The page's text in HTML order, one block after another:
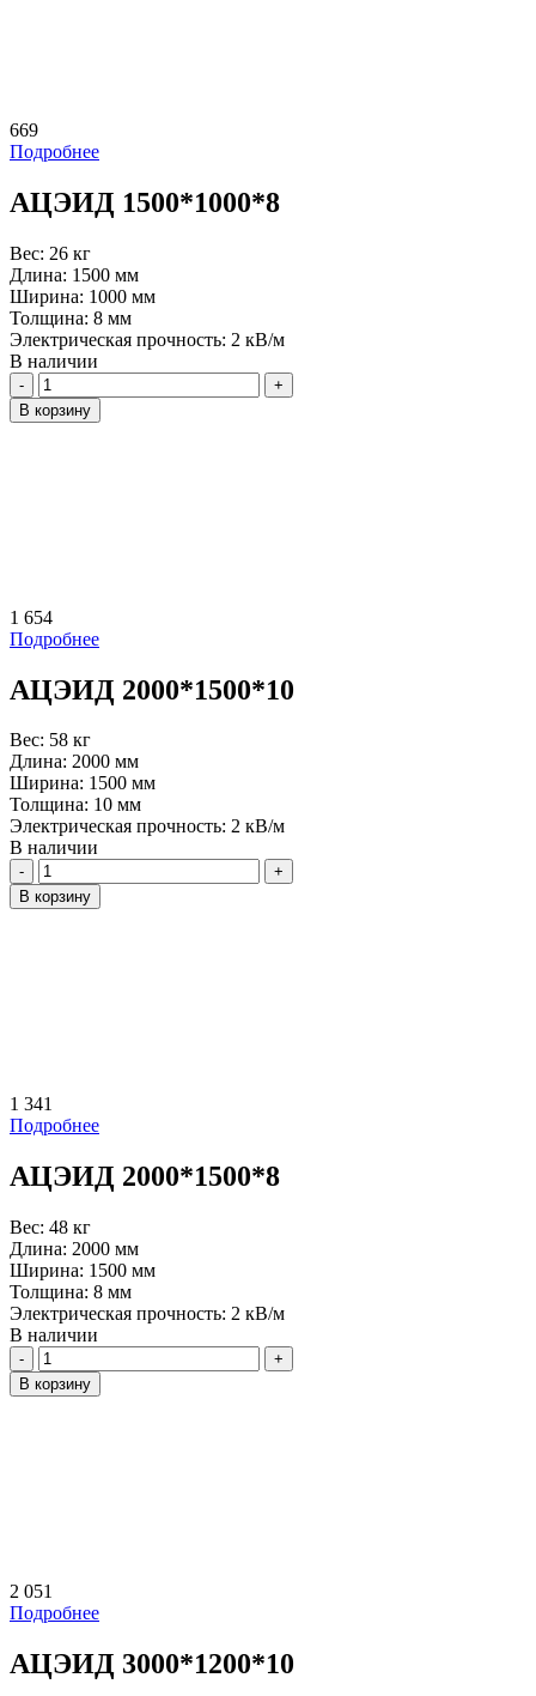
669
Подробнее
АЦЭИД 1500*1000*8
Вес: 26 кг
Длина: 1500 мм
Ширина: 1000 мм
Толщина: 8 мм
Электрическая прочность: 2 кВ/м
В наличии
Количество
В корзину
1 654
Подробнее
АЦЭИД 2000*1500*10
Вес: 58 кг
Длина: 2000 мм
Ширина: 1500 мм
Толщина: 10 мм
Электрическая прочность: 2 кВ/м
В наличии
Количество
В корзину
1 341
Подробнее
АЦЭИД 2000*1500*8
Вес: 48 кг
Длина: 2000 мм
Ширина: 1500 мм
Толщина: 8 мм
Электрическая прочность: 2 кВ/м
В наличии
Количество
В корзину
2 051
Подробнее
АЦЭИД 3000*1200*10